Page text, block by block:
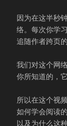
因为在这半秒
络。每次你学
追随作者跨页
我们对这个网
你所知道的，
所以在这个视
如何学会阅读
以及为什么这